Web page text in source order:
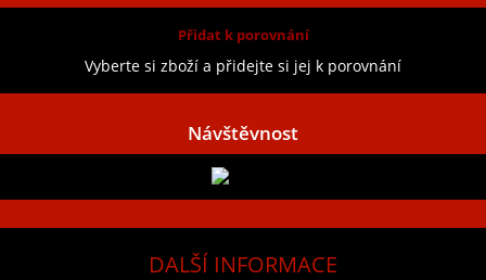
Přidat k porovnání
Vyberte si zboží a přidejte si jej k porovnání
Návštěvnost
DALŠÍ INFORMACE